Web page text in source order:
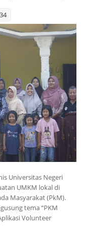
Universitas Negeri
UMKM lokal di
Masyarakat (PkM).
tema “PKM
Volunteer